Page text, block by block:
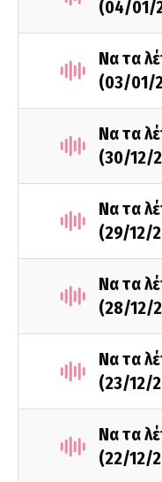
(04/01/
Να τα
(03/01/
Να τα
(30/12/
Να τα
(29/12/
Να τα
(28/12/
Να τα
(23/12/
Να τα
(22/12/